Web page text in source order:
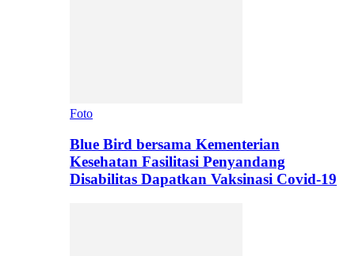
Foto
Blue Bird bersama Kementerian
Kesehatan Fasilitasi Penyandang
Disabilitas Dapatkan Vaksinasi Covid-19